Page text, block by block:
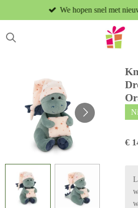
direct
naar
We hopen snel met
€